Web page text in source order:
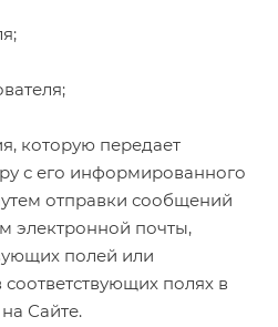
которую передает
с его информированного
отправки сообщений
электронной почты,
полей или
полях в
Сайте.